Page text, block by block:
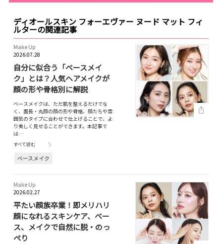
ディオールスキン フォーエヴァー ヌード マット フィ
ルターの関連記事
Make Up
2026.07.28
自分に似合う「ベースメイ
ク」とは？人気ヘアメイクが
顔の形や骨格別に解説
ベースメイクは、ただ肌を整えるだけでな
く、面長・丸顔の顔の形や骨格、顔たちや雰
囲気のタイプに合わせて仕上げることで、よ
り美しく見せることができます。本記事で
は…
すべて読む
ベースメイク
Make Up
2026.02.27
平たい顔族卒業！即メリハリ
顔になれるスキンケア、ベー
ス、メイクで自然に脱・のっ
ぺり